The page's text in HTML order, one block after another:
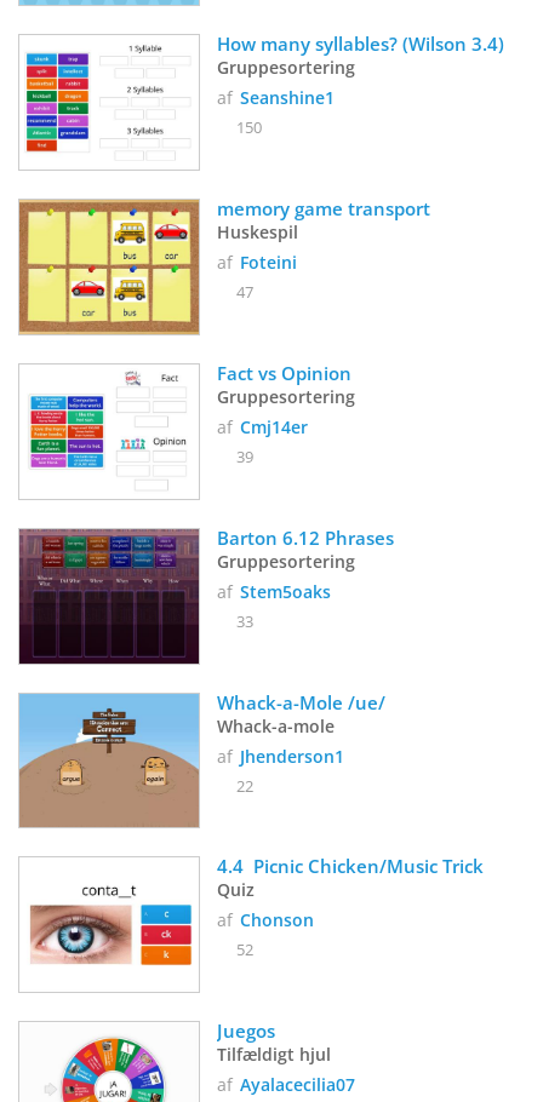
How many syllables? (Wilson 3.4)
Gruppesortering
af Seanshine1
150
memory game transport
Huskespil
af Foteini
47
Fact vs Opinion
Gruppesortering
af Cmj14er
39
Barton 6.12 Phrases
Gruppesortering
af Stem5oaks
33
Whack-a-Mole /ue/
Whack-a-mole
af Jhenderson1
22
Quiz
af Chonson
52
Tilfældigt hjul
af Ayalacecilia07